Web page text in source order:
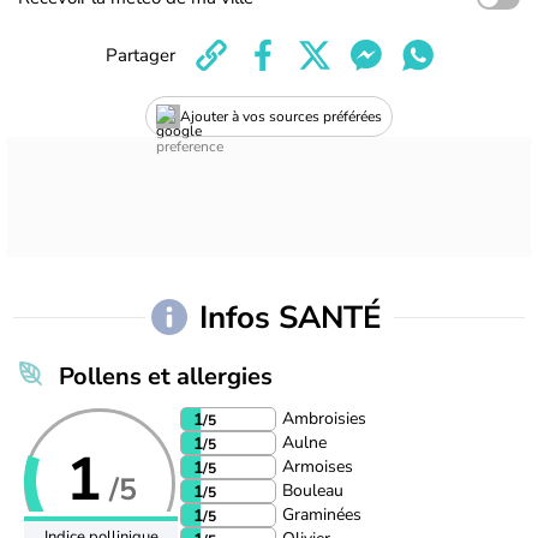
Ajouter à vos sources préférées
Partager
Infos SANTÉ
Pollens et allergies
1 /5
1/5
Ambroisies
1/5
Aulne
1/5
Armoises
1/5
Bouleau
1/5
Graminées